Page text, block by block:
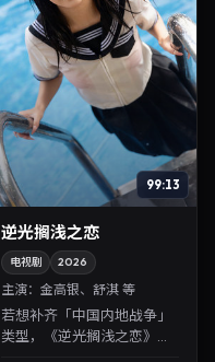
99:13
逆光搁浅之恋
电视剧 2026
主演：金高银、舒淇 等
若想补齐「中国内地战争」
类型，《逆光搁浅之恋》值